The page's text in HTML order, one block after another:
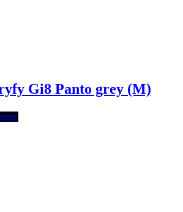
Gi8 Panto grey (M)